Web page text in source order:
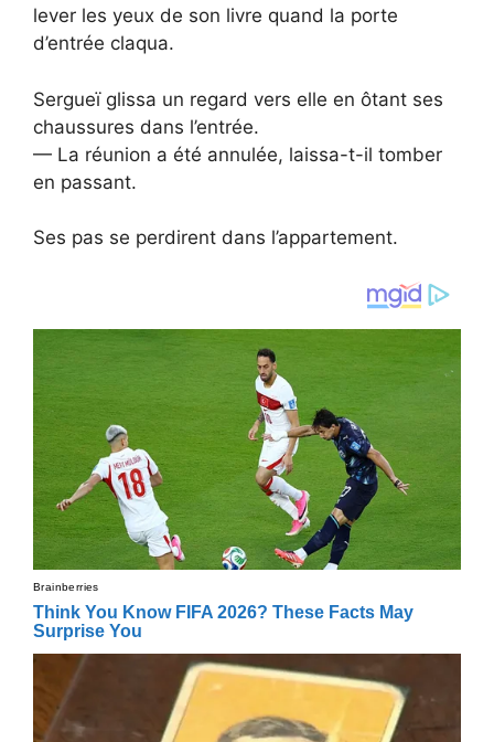
lever les yeux de son livre quand la porte
d’entrée claqua.
Sergueï glissa un regard vers elle en ôtant ses
chaussures dans l’entrée.
— La réunion a été annulée, laissa-t-il tomber
en passant.
Ses pas se perdirent dans l’appartement.